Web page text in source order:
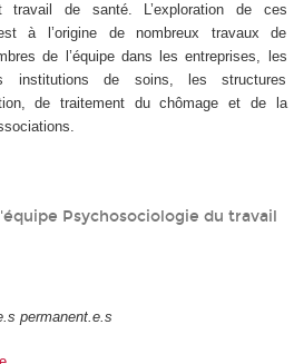
travail de santé. L’exploration de ces
à l’origine de nombreux travaux de
de l’équipe dans les entreprises, les
institutions de soins, les structures
de traitement du chômage et de la
Psychosociologie du travail
permanent.e.s